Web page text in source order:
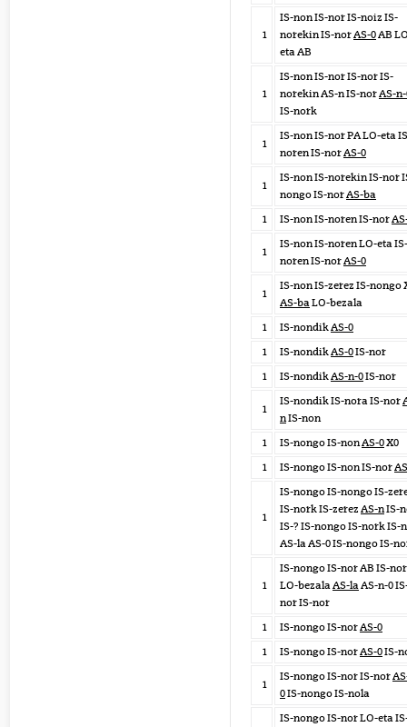
1
IS-non IS-nor IS-noiz IS-
norekin IS-norAS-0AB
eta AB
1
IS-non IS-nor IS-nor IS-
norekin AS-n IS-norAS-
IS-nork
1
IS-non IS-nor PA LO-eta
noren IS-norAS-0
1
IS-non IS-norekin IS-nor
nongo IS-norAS-ba
1
IS-non IS-noren IS-nor
1
IS-non IS-noren LO-eta IS-
noren IS-norAS-0
1
IS-non IS-zerez IS-nongo
AS-baLO-bezala
1
IS-nondikAS-0
1
IS-nondikAS-0IS-nor
1
IS-nondikAS-n-0IS-nor
1
IS-nondik IS-nora IS-nor
nIS-non
1
IS-nongo IS-nonAS-0X0
1
IS-nongo IS-non IS-nor
1
IS-nongo IS-nongo IS-
IS-nork IS-zerez AS-nIS-
IS-? IS-nongo IS-nork IS-
AS-la AS-0 IS-nongo IS-
1
IS-nongo IS-nor AB IS-nor
LO-bezalaAS-laAS-n-0
nor IS-nor
1
IS-nongo IS-norAS-0
1
IS-nongo IS-norAS-0IS-
1
IS-nongo IS-nor IS-nor
0IS-nongo IS-nola
IS-nongo IS-nor LO-eta